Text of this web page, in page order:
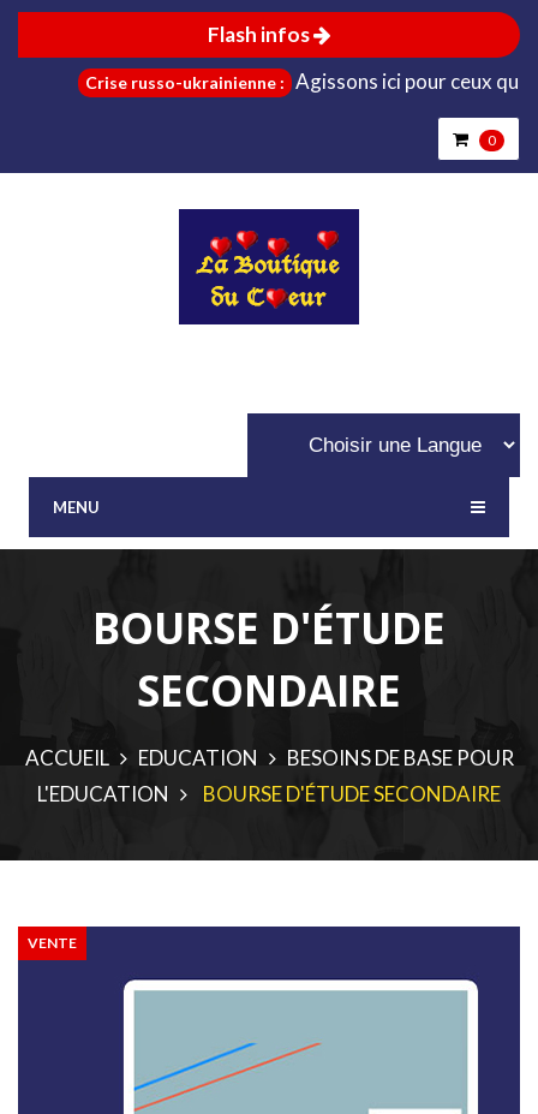
Flash infos
Crise russo-ukrainienne : Agissons ici pour ceux qui sont
0
MENU
BOURSE D'ÉTUDE
SECONDAIRE
ACCUEIL EDUCATION
BESOINS DE BASE POUR
L'EDUCATION
BOURSE D'ÉTUDE SECONDAIRE
VENTE